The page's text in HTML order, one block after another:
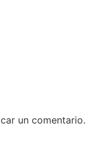
un comentario.